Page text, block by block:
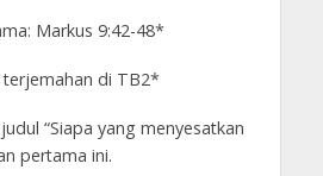
Markus 9:42-48*
terjemahan di TB2*
“Siapa yang menyesatkan
pertama ini.